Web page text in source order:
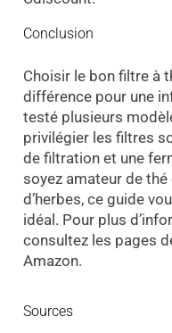
Conclusion
Choisir le bon filtre à
différence pour une
testé plusieurs
privilégier les filtres
de filtration et une
soyez amateur de thé
d’herbes, ce guide
idéal. Pour plus
consultez les pages
Amazon.
Sources